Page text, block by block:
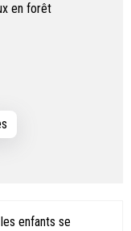
en forêt
enfants se